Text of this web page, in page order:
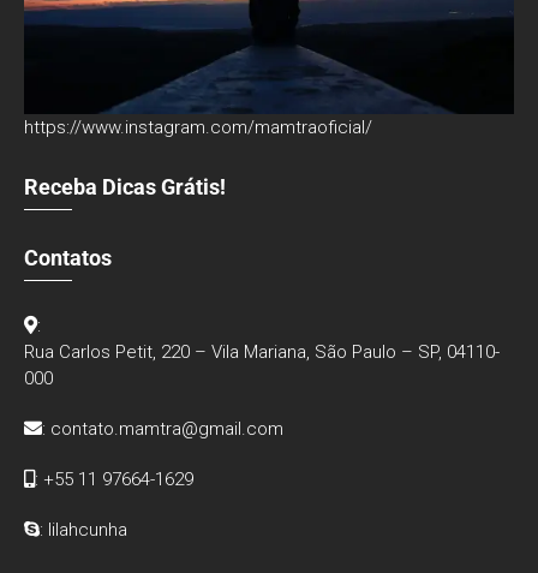
https://www.instagram.com/mamtraoficial/
Receba Dicas Grátis!
Contatos
:
Rua Carlos Petit, 220 – Vila Mariana, São Paulo – SP, 04110-
000
: contato.mamtra@gmail.com
: +55 11 97664-1629
: lilahcunha